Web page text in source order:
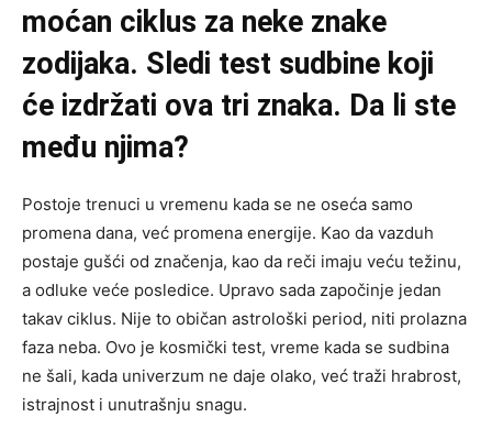
moćan ciklus za neke znake
zodijaka. Sledi test sudbine koji
će izdržati ova tri znaka. Da li ste
među njima?
Postoje trenuci u vremenu kada se ne oseća samo
promena dana, već promena energije. Kao da vazduh
postaje gušći od značenja, kao da reči imaju veću težinu,
a odluke veće posledice. Upravo sada započinje jedan
takav ciklus. Nije to običan astrološki period, niti prolazna
faza neba. Ovo je kosmički test, vreme kada se sudbina
ne šali, kada univerzum ne daje olako, već traži hrabrost,
istrajnost i unutrašnju snagu.